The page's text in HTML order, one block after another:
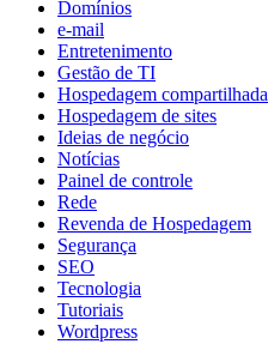
Domínios
e-mail
Entretenimento
Gestão de TI
Hospedagem compartilhada
Hospedagem de sites
Ideias de negócio
Notícias
Painel de controle
Rede
Revenda de Hospedagem
Segurança
SEO
Tecnologia
Tutoriais
Wordpress